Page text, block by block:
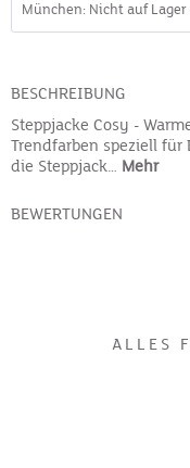
BESCHREIBUNG
Steppjacke Cosy -
Trendfarben speziell
die Steppjack… Mehr
BEWERTUNGEN
ALLES